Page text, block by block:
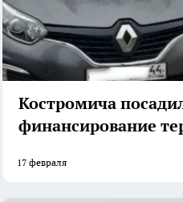
Костромича
финансирование
17 февраля